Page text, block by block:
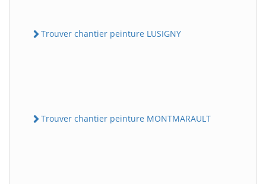
Trouver chantier peinture LUSIGNY
Trouver chantier peinture MONTMARAULT